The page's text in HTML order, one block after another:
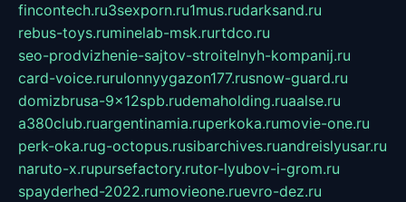
fincontech.ru3sexporn.ru1mus.rudarksand.ru
rebus-toys.ruminelab-msk.rurtdco.ru
seo-prodvizhenie-sajtov-stroitelnyh-kompanij.ru
card-voice.rurulonnyygazon177.rusnow-guard.ru
domizbrusa-9x12spb.rudemaholding.ruaalse.ru
a380club.ruargentinamia.ruperkoka.rumovie-one.ru
perk-oka.rug-octopus.rusibarchives.ruandreislyusar.ru
naruto-x.rupursefactory.rutor-lyubov-i-grom.ru
spayderhed-2022.rumovieone.ruevro-dez.ru